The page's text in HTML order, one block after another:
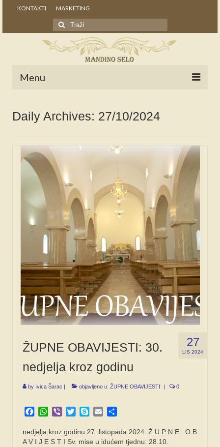
KONTAKTI MARKETING
Search
for:
Menu
NOVOSTI
STALNE RUBRIKE
NAŠA BAŠTINA
IZ ARHIVE
NAJAVE
SPONZORI
FORUM
Daily Archives: 27/10/2024
27
LIS 2024
ŽUPNE OBAVIJESTI: 30.
nedjelja kroz godinu
by Ivica Šarac objavljeno u: ŽUPNE OBAVIJESTI 0
Facebook
WhatsApp
Viber TwitterSkypeEmail
nedjelja kroz godinu 27. listopada 2024. Ž U P N E O B
A V I J E S T I Sv. mise u idućem tjednu: 28.10.